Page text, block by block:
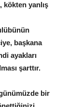
kökten yanlış
başkana
ayakları
şarttır.
bir